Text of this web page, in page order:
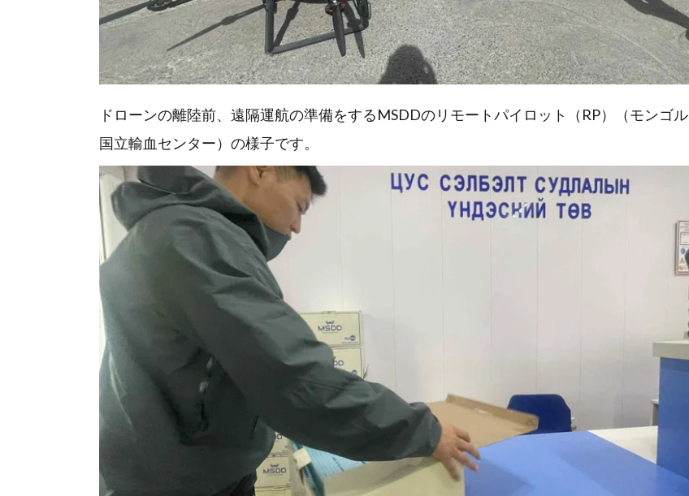
ドローンの離陸前、遠隔運航の準備をするMSDDのリモートパイロット（RP）（モンゴル
国立輸血センター）の様子です。